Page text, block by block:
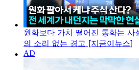
원화보다 가치 떨어진 통화는 사
의 소리 없는 경고 [지금이뉴스]